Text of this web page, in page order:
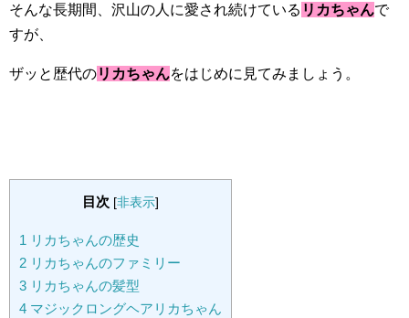
そんな長期間、沢山の人に愛され続けている リカちゃんで
すが、
ザッと歴代のリカちゃんをはじめに見てみましょう。
目次 [非表示]
1 リカちゃんの歴史
2 リカちゃんのファミリー
3 リカちゃんの髪型
4 マジックロングヘアリカちゃん